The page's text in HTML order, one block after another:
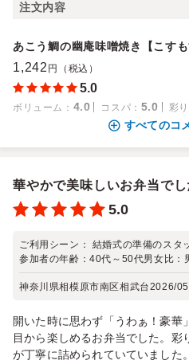
注文内容
あこう鯛の幽庵味噌焼き【こすも
1,242 円（税込）
5.0
ボリューム ： 4.0 コスパ ： 5.0 彩り
すべてのコ
華やかで美味しいお弁当でし
5.0
ご利用シーン： 結婚式の準備のスタ
参加者の年齢：40代～50代男女比：
神奈川県相模原市南区相武台2026/
開いた時に思わず「うわぁ！豪華
目から楽しめるお弁当でした。彩
が丁寧に詰められていていました